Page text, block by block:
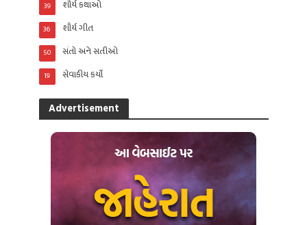
શૌર્ય કથાઓ
39
શૌર્ય ગીત
36
સંતો અને સતીઓ
50
સેવાકીય કર્યો
19
Advertisement